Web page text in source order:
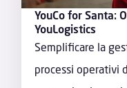
YouCo for Santa:
YouLogistics
Semplificare la
processi operativi